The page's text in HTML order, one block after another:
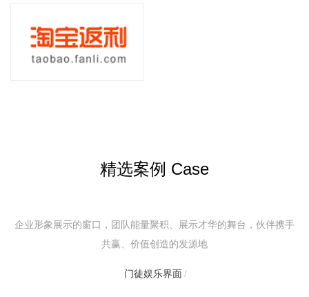
精选案例 Case
企业形象展示的窗口，团队能量聚积、展示才华的舞台，伙伴携手
共赢、价值创造的发源地
门徒娱乐界面/